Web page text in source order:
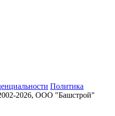
Политика
2026, ООО "Башстрой"